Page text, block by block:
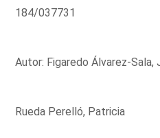
184/037731
Autor: Figaredo Álvarez-Sala,
Rueda Perelló, Patricia